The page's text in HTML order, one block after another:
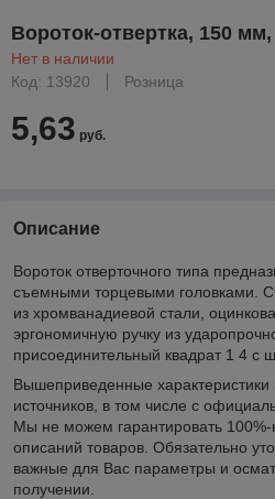
Вороток-отвертка, 150
Нет в наличии
Код: 13920
Розница
5,63 руб.
Описание
Вороток отверточного типа
съемными торцевыми головками.
из хромванадиевой стали,
эргономичную ручку из
присоединительный квадрат 1 4 с
Вышеприведенные характеристики
источников, в том числе с
Мы не можем гарантировать 100%-
описаний товаров. Обязательно
важные для Вас параметры и
получении.